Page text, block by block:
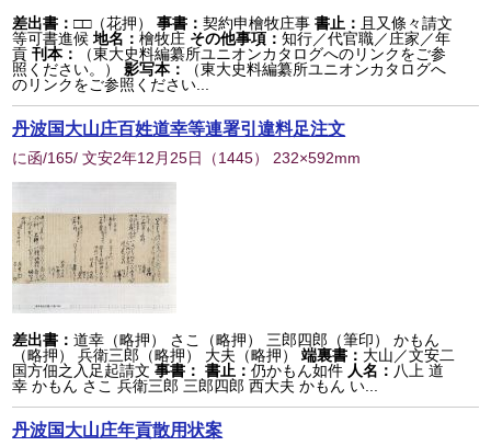
差出書：□□（花押） 事書：契約申檜牧庄事書止： 且又條々請文
等可書進候 地名：檜牧庄 その他事項：知行／代官職／庄家／年
貢 刊本：
（東大史料編纂所ユニオンカタログへのリンクをご参
照ください。）
影写本：
（東大史料編纂所ユニオンカタログへ
のリンクをご参照ください...
丹波国大山庄百姓道幸等連署引違料足注文
に函/165/ 文安2年12月25日 （1445） 232×592mm
差出書：道幸（略押） さこ（略押） 三郎四郎（筆印） かもん
（略押） 兵衛三郎（略押） 大夫（略押）
端裏書： 大山／文安二
国方佃之入足起請文 事書： 書止：仍かもん如件 人名： 八上 道
幸 かもん さこ 兵衛三郎 三郎四郎 西大夫 かもん い...
丹波国大山庄年貢散用状案